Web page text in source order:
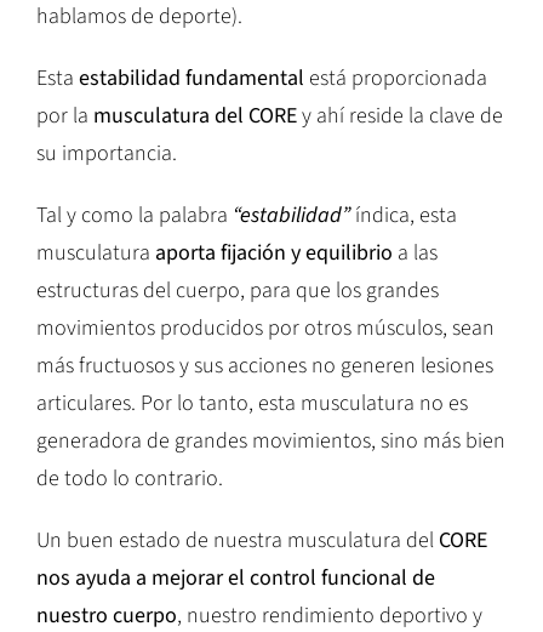
hablamos de deporte).
Esta estabilidad fundamental está proporcionada
por la musculatura del COREy ahí reside la clave de
su importancia.
Tal y como la palabra “estabilidad”índica, esta
musculatura aporta fijación y equilibrio a las
estructuras del cuerpo, para que los grandes
movimientos producidos por otros músculos, sean
más fructuosos y sus acciones no generen lesiones
articulares. Por lo tanto, esta musculatura no es
generadora de grandes movimientos, sino más bien
de todo lo contrario.
Un buen estado de nuestra musculatura del CORE
nos ayuda a mejorar el control funcional de
nuestro cuerpo, nuestro rendimiento deportivo y